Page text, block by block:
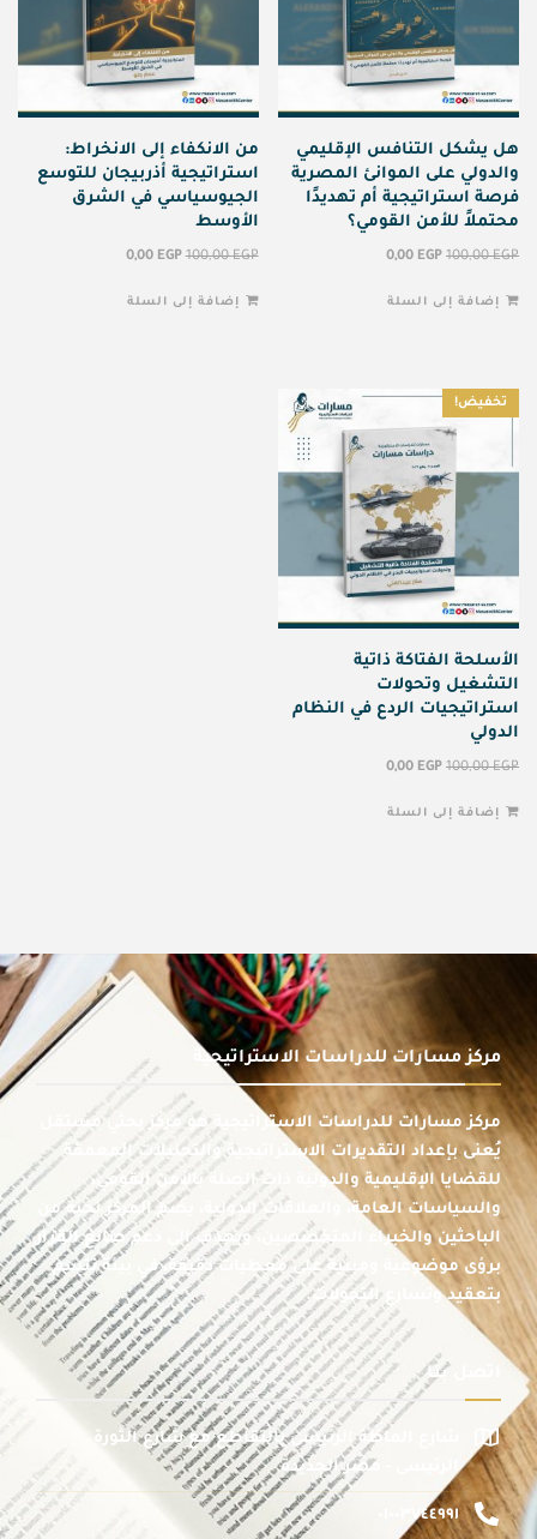
هل يشكل التنافس الإقليمي
والدولي على الموانئ المصرية
فرصة استراتيجية أم تهديدًا
محتملاً للأمن القومي؟
100,00EGP
0,00 EGP
إضافة إلى السلة
من الانكفاء إلى الانخراط:
استراتيجية أذربيجان للتوسع
الجيوسياسي في الشرق
الأوسط
100,00EGP
0,00 EGP
إضافة إلى السلة
تخفيض!
الأسلحة الفتاكة ذاتية
التشغيل وتحولات
استراتيجيات الردع في النظام
الدولي
100,00EGP
0,00 EGP
إضافة إلى السلة
مركز مسارات للدراسات الاستراتيجية
مركز مسارات للدراسات الاستراتيجية هو مركز بحثي مستقل
يُعنى بإعداد التقديرات الاستراتيجية والتحليلات المعمقة
للقضايا الإقليمية والدولية ذات الصلة بالأمن القومي،
والسياسات العامة، والعلاقات الدولية، يضم المركز نخبة من
الباحثين والخبراء المتخصصين، ويهدف إلى دعم صانع القرار
برؤى موضوعية ومبنية على معطيات دقيقة، في بيئة تتسم
بتعقيد وتسارع التحولات.
اتصل بنا
شارع الماظة الرئيسى بالتقاطع مع شارع الثورة
الرئيسى - مصر الجديدة
٠١٠٠٣٧٤٤٩٩١